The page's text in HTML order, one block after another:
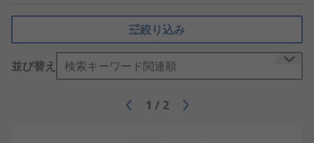
ンド、及びアクセサリが選択されています。
ブラシ、パッド、パック、ヤスリ、フェルト
を一度に簡単に購入できる、費用対効果の高
いソリューションです。
濁された研磨粒子で、金属製品の外観を向上
絞り込み
並び替え 検索キーワード関連順
1 / 2